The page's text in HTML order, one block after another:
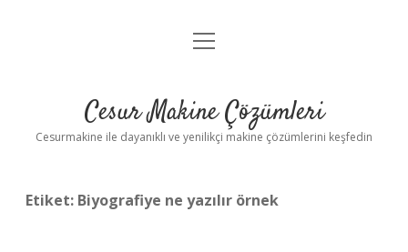
Anasayfa
Yasal Uyarı
menüyü
Cesur Makine Çözümleri
Cesurmakine ile dayanıklı ve yenilikçi makine çözümlerini keşfedin
Etiket: Biyografiye ne yazılır örnek